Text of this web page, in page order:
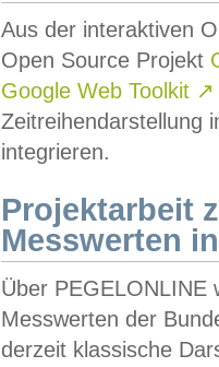
Aus der interaktiven
Open Source Projekt
Google Web Toolkit ↗
Zeitreihendarstellung
integrieren.
Projektarbeit
Messwerten
Über PEGELONLINE
Messwerten der
derzeit klassische